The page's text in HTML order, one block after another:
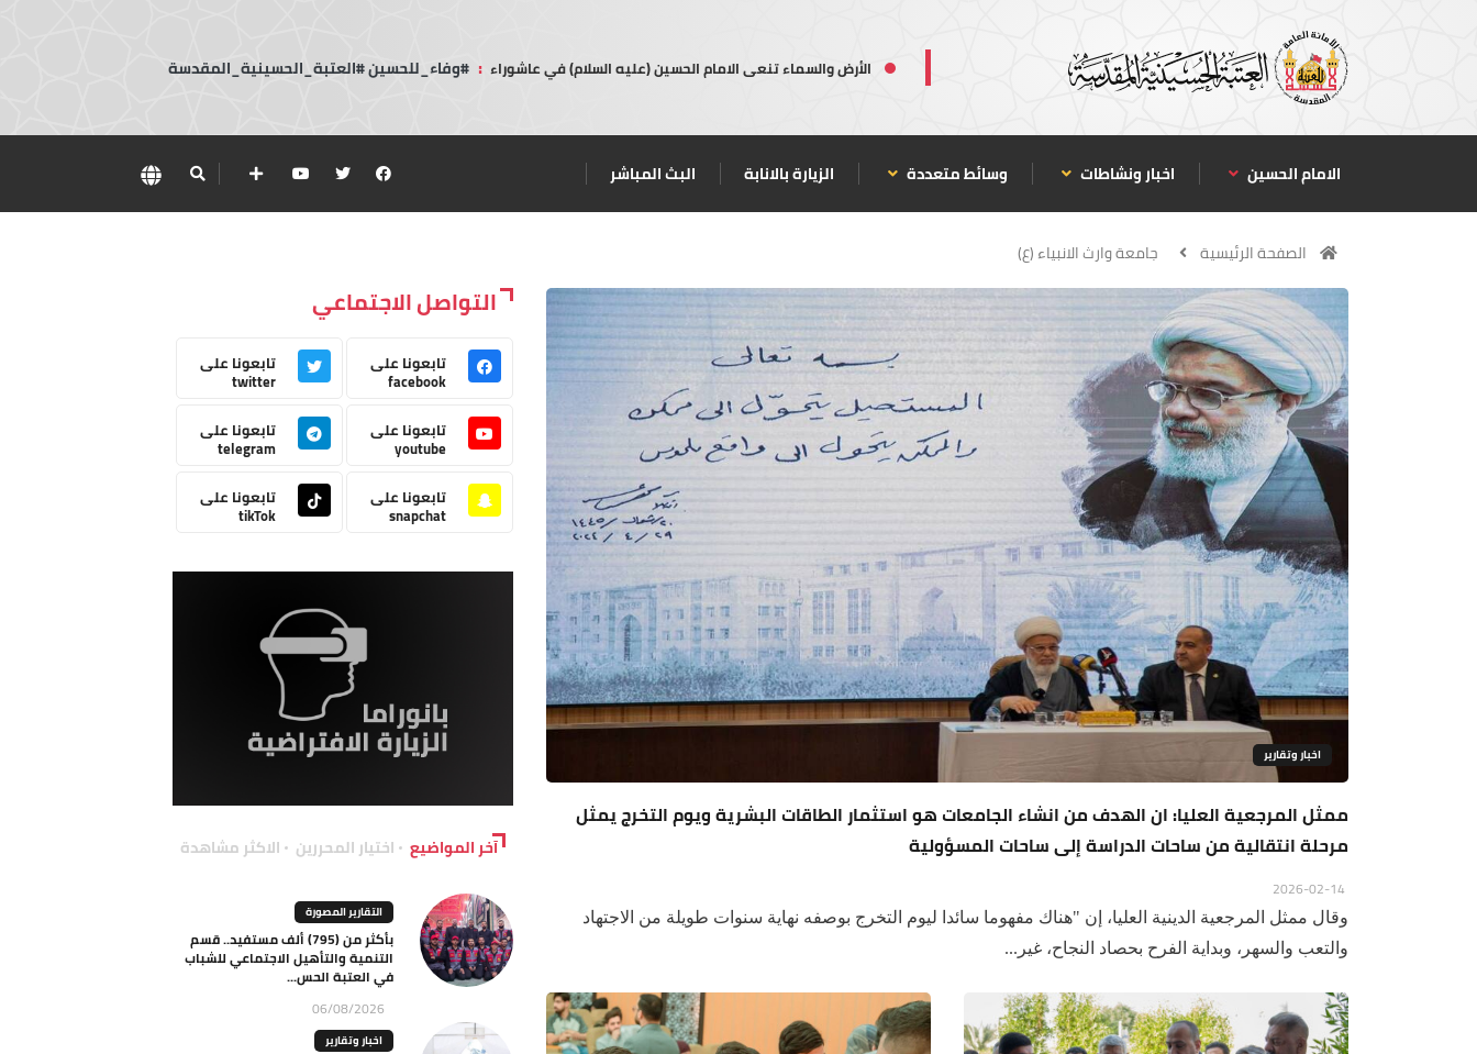
الأرض والسماء تنعى الامام الحسين (عليه السلام) في عاشوراء : #وفاء_للحسين #العتبة_الحسينية_المقدسة
الامام الحسين اخبار ونشاطات وسائط متعددة الزيارة بالانابة البث المباشر
الصفحة الرئيسية جامعة وارث الانبياء (ع)
اخبار وتقارير
ممثل المرجعية العليا: ان الهدف من انشاء الجامعات هو استثمار الطاقات البشرية ويوم التخرج يمثل
مرحلة انتقالية من ساحات الدراسة إلى ساحات المسؤولية
وقال ممثل المرجعية الدينية العليا، إن "هناك مفهوما سائدا ليوم التخرج بوصفه نهاية سنوات طويلة من الاجتهاد
والتعب والسهر، وبداية الفرح بحصاد النجاح، غير...
التواصل الاجتماعي
تابعونا على
facebook
تابعونا على
twitter
تابعونا على
youtube
تابعونا على
telegram
تابعونا على
snapchat
تابعونا على
tikTok
آخر المواضيع اختيار المحررين الاكثر مشاهدة
التقارير المصورة
بأكثر من (795) ألف مستفيد.. قسم
التنمية والتأهيل الاجتماعي للشباب
في العتبة الحس...
06/08/2026
اخبار وتقارير